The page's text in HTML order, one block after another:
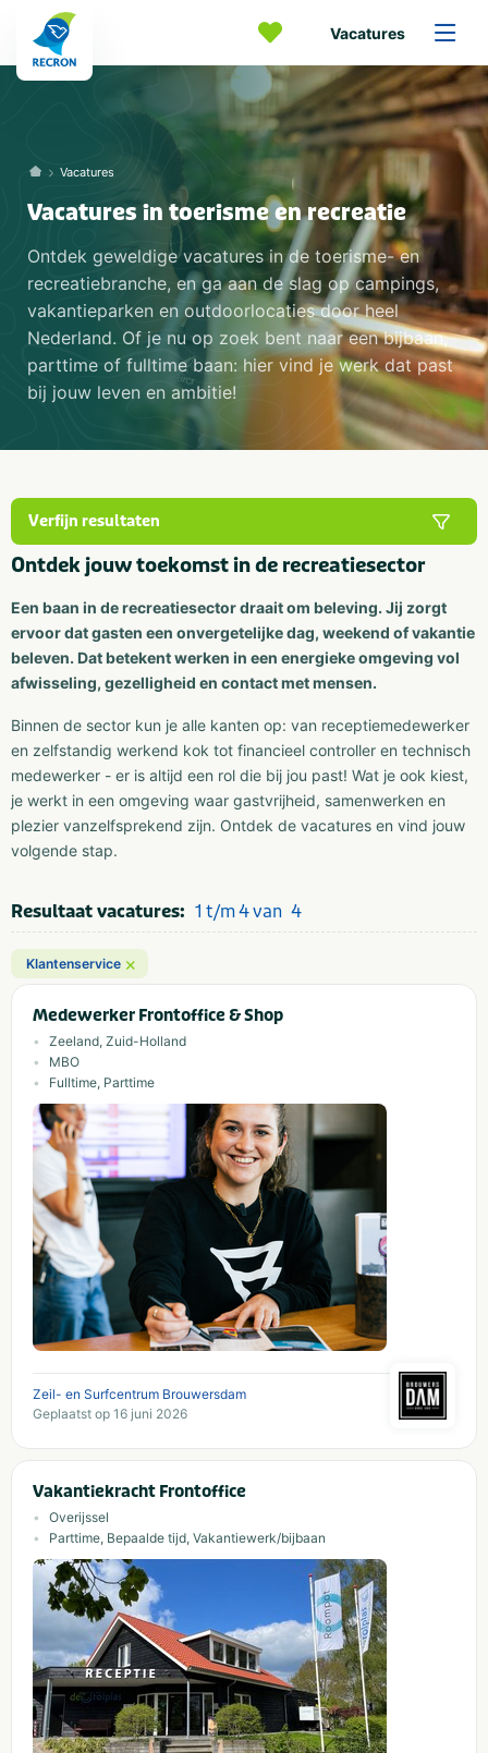
Vacatures
Vacatures
Vacatures in toerisme en recreatie
Ontdek geweldige vacatures in de toerisme- en
recreatiebranche, en ga aan de slag op campings,
vakantieparken en outdoorlocaties door heel
Nederland. Of je nu op zoek bent naar een bijbaan,
parttime of fulltime baan: hier vind je werk dat past
bij jouw leven en ambitie!
Verfijn resultaten
Ontdek jouw toekomst in de recreatiesector
Een baan in de recreatiesector draait om beleving. Jij zorgt
ervoor dat gasten een onvergetelijke dag, weekend of vakantie
beleven. Dat betekent werken in een energieke omgeving vol
afwisseling, gezelligheid en contact met mensen.
Binnen de sector kun je alle kanten op: van receptiemedewerker
en zelfstandig werkend kok tot financieel controller en technisch
medewerker - er is altijd een rol die bij jou past! Wat je ook kiest,
je werkt in een omgeving waar gastvrijheid, samenwerken en
plezier vanzelfsprekend zijn. Ontdek de vacatures en vind jouw
volgende stap.
Resultaat vacatures: 1 t/m 4 van 4
Klantenservice ×
Medewerker Frontoffice & Shop
Zeeland, Zuid-Holland
MBO
Fulltime, Parttime
Zeil- en Surfcentrum Brouwersdam
Geplaatst op 16 juni 2026
Vakantiekracht Frontoffice
Overijssel
Parttime, Bepaalde tijd, Vakantiewerk/bijbaan